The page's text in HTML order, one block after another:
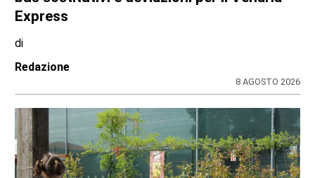
Express
di
Redazione
8 AGOSTO 2026